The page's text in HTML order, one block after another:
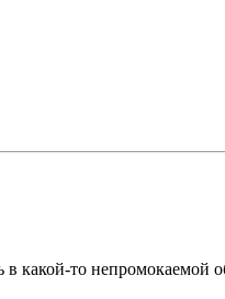
в какой-то непромокаемой